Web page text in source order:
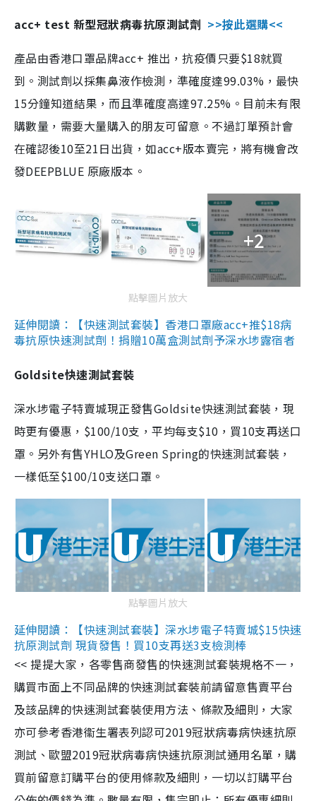
acc+ test 新型冠狀病毒抗原測試劑 >>按此選購<<
產品由香港口罩品牌acc+ 推出，抗疫價只要$18就買
到。測試劑以採集鼻液作檢測，準確度達99.03%，最快
15分鐘知道結果，而且準確度高達97.25%。目前未有限
購數量，需要大量購入的朋友可留意。不過訂單預計會
在確認後10至21日出貨，如acc+版本賣完，將有機會改
發DEEPBLUE 原廠版本。
+2
點擊圖片放大
延伸閱讀：【快速測試套裝】香港口罩廠acc+推$18病
毒抗原快速測試劑！捐贈10萬盒測試劑予深水埗露宿者
Goldsite快速測試套裝
深水埗電子特賣城現正發售Goldsite快速測試套裝，現
時更有優惠，$100/10支，平均每支$10，買10支再送口
罩。另外有售YHLO及Green Spring的快速測試套裝，
一樣低至$100/10支送口罩。
點擊圖片放大
延伸閱讀：【快速測試套裝】深水埗電子特賣城$15快速
抗原測試劑 現貨發售！買10支再送3支檢測棒
<< 提提大家，各零售商發售的快速測試套裝規格不一，
購買市面上不同品牌的快速測試套裝前請留意售賣平台
及該品牌的快速測試套裝使用方法、條款及細則，大家
亦可參考香港衞生署表列認可2019冠狀病毒病快速抗原
測試、歐盟2019冠狀病毒病快速抗原測試通用名單，購
買前留意訂購平台的使用條款及細則，一切以訂購平台